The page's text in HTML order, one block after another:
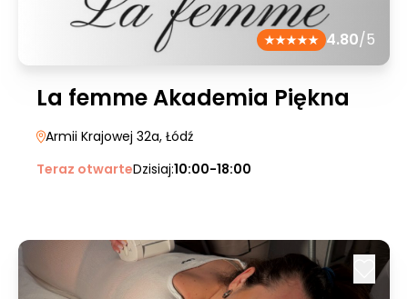
4.80/5
La femme Akademia Piękna
Armii Krajowej 32a, Łódź
Teraz otwarteDzisiaj:10:00-18:00